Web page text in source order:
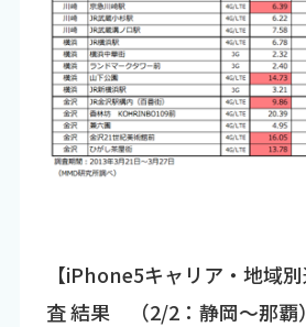
【iPhone5キャリア・地域
査 結果 （2/2：静岡～那覇